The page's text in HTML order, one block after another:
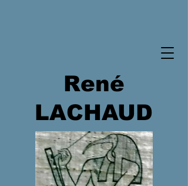
René
LACHAUD